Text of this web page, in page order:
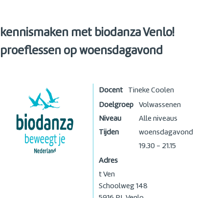
kennismaken met biodanza Venlo!
proeflessen op woensdagavond
Docent
Tineke Coolen
Doelgroep
Volwassenen
Niveau
Alle niveaus
Tijden
woensdagavond
19.30 - 21.15
Adres
t Ven
Schoolweg 148